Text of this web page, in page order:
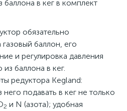
в кег в комплект
обязательно
газовый баллон, его
и регулировка давления
баллона в кег.
редуктора Kegland:
подавать в кег не только
2 и N (азота); удобная